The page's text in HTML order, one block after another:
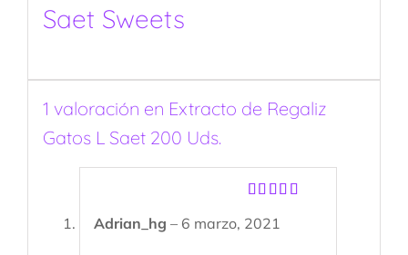
Saet Sweets
1 valoración en Extracto de Regaliz
Gatos L Saet 200 Uds.
con5de 5
Adrian_hg– 6 marzo, 2021